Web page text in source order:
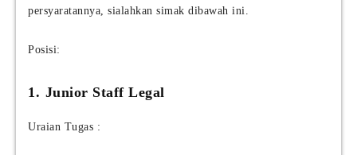
persyaratannya, sialahkan simak dibawah ini.
Posisi:
1.⁠ ⁠Junior Staff Legal
Uraian Tugas :